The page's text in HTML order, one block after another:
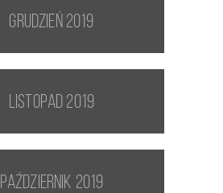
grudzień 2019
listopad 2019
październik 2019